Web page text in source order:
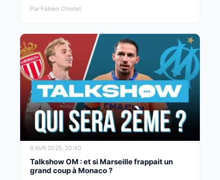
Par Fabien Chorlet
9 AVR 2025, 20:40
Talkshow OM : et si Marseille frappait un
grand coup à Monaco ?